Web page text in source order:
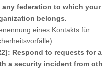
any federation to which your
belongs.
eines Kontakts für
Respond to requests for
a security incident from